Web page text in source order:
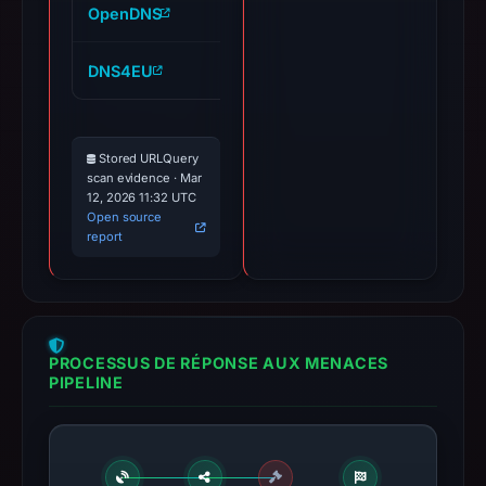
OpenDNS
DNS4EU
Stored URLQuery
scan evidence · Mar
12, 2026 11:32 UTC
Open source
report
PROCESSUS DE RÉPONSE AUX MENACES
PIPELINE